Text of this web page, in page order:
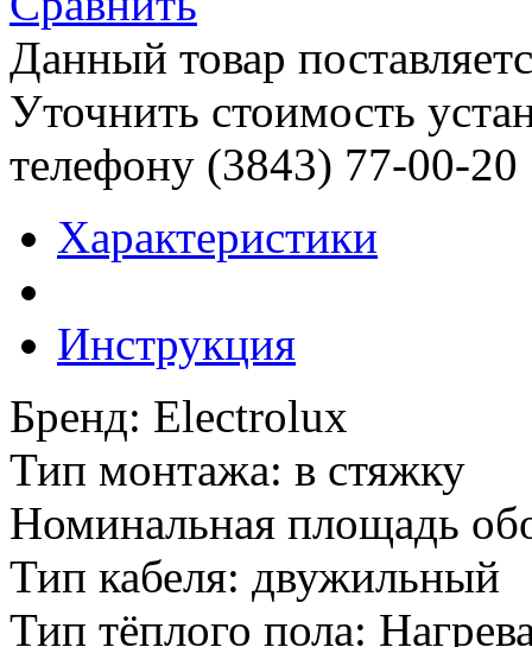
Данный товар
Уточнить стоимость
телефону (3843) 77-00-20
Характеристики
Инструкция
Бренд: Electrolux
Тип монтажа: в стяжку
Номинальная площадь
Тип кабеля: двужильный
Тип тёплого пола: